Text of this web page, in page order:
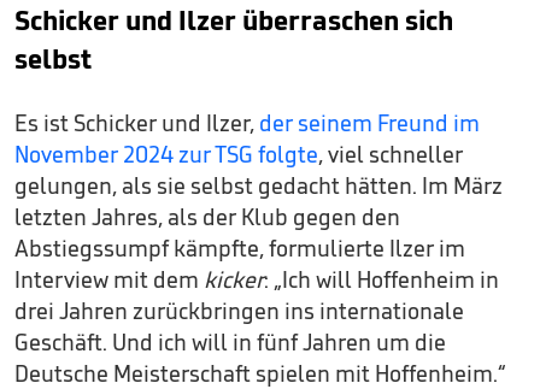
Schicker und Ilzer überraschen sich
selbst
Es ist Schicker und Ilzer, der seinem Freund im
November 2024 zur TSG folgte, viel schneller
gelungen, als sie selbst gedacht hätten. Im März
letzten Jahres, als der Klub gegen den
Abstiegssumpf kämpfte, formulierte Ilzer im
Interview mit dem kicker: „Ich will Hoffenheim in
drei Jahren zurückbringen ins internationale
Geschäft. Und ich will in fünf Jahren um die
Deutsche Meisterschaft spielen mit Hoffenheim.“